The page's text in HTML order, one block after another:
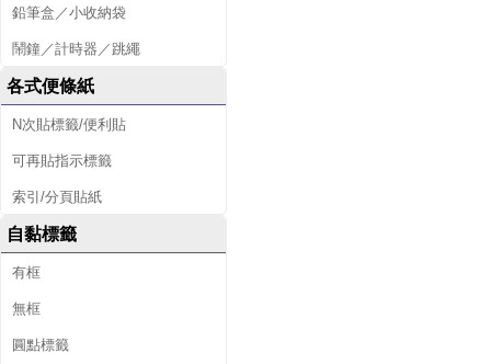
鉛筆盒／小收納袋
鬧鐘／計時器／跳繩
各式便條紙
N次貼標籤/便利貼
可再貼指示標籤
索引/分頁貼紙
自黏標籤
有框
無框
圓點標籤